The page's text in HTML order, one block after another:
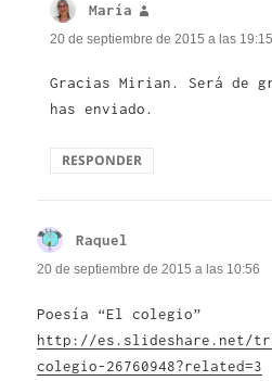
María
20 de septiembre de 2015 a las 19:15
Gracias Mirian. Será de
has enviado.
RESPONDER
Raquel
20 de septiembre de 2015 a las 10:56
Poesía “El colegio”
http://es.slideshare.net/
colegio-26760948?related=3